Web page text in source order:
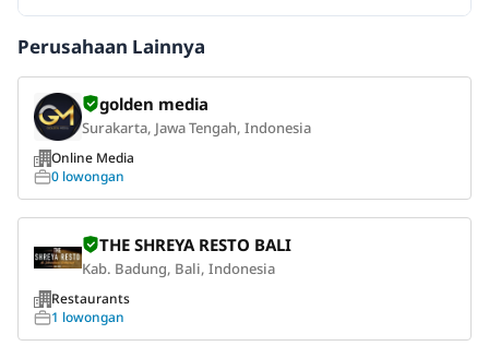
Perusahaan Lainnya
golden media
Surakarta, Jawa Tengah, Indonesia
Online Media
0 lowongan
THE SHREYA RESTO BALI
Kab. Badung, Bali, Indonesia
Restaurants
1 lowongan